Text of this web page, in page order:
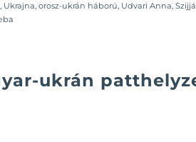
Ukrajna orosz-ukrán háború Udvari Anna
ukrán